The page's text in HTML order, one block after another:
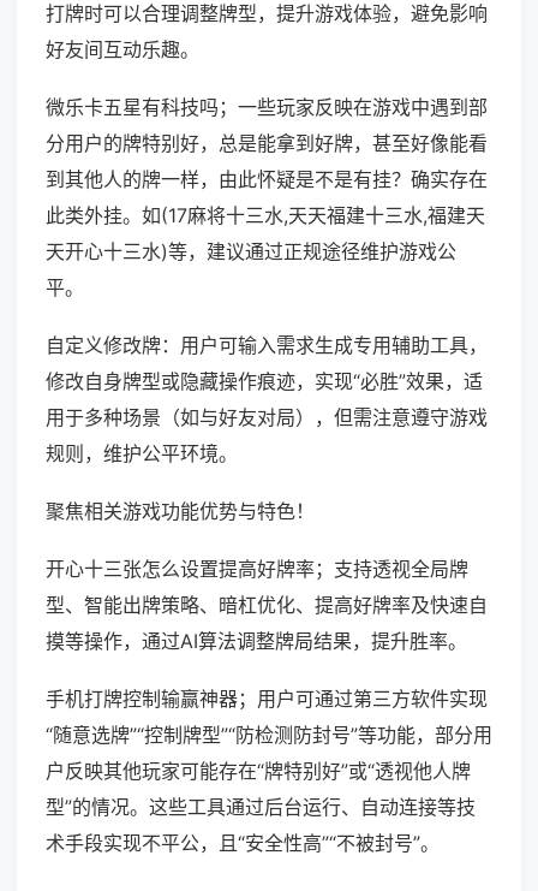
打牌时可以合理调整牌型，提升游戏体验，避免影响
好友间互动乐趣。
微乐卡五星有科技吗；一些玩家反映在游戏中遇到部
分用户的牌特别好，总是能拿到好牌，甚至好像能看
到其他人的牌一样，由此怀疑是不是有挂？确实存在
此类外挂。如(17麻将十三水,天天福建十三水,福建天
天开心十三水)等，建议通过正规途径维护游戏公
平。
自定义修改牌：用户可输入需求生成专用辅助工具，
修改自身牌型或隐藏操作痕迹，实现“必胜”效果，适
用于多种场景（如与好友对局），但需注意遵守游戏
规则，维护公平环境。
聚焦相关游戏功能优势与特色！
开心十三张怎么设置提高好牌率；支持透视全局牌
型、智能出牌策略、暗杠优化、提高好牌率及快速自
摸等操作，通过AI算法调整牌局结果，提升胜率。
手机打牌控制输赢神器；用户可通过第三方软件实现
“随意选牌”“控制牌型”“防检测防封号”等功能，部分用
户反映其他玩家可能存在“牌特别好”或“透视他人牌
型”的情况。这些工具通过后台运行、自动连接等技
术手段实现不平公，且“安全性高”“不被封号”。